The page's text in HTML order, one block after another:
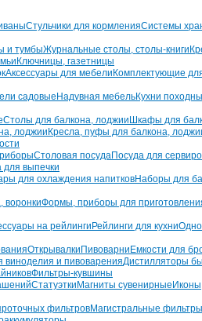
Стульчики для кормленияСистемы
и тумбыЖурнальные столы, столы-книги
Ключницы, газетницы
Аксессуары для мебели Комплектующие
садовые Надувная мебельКухни
Столы для балкона, лоджии Шкафы для
лоджии Кресла, пуфы для балкона,
Столовая посудаПосуда для
для выпечки
для охлаждения напитковНаборы для
воронкиФормы, приборы для
на рейлинги Рейлинги для кухни
Открывалки Пивоварни Емкости для
виноделия и пивоваренияДистилляторы
Фильтры-кувшины
Статуэтки Магниты сувенирные Иконы
фильтровМагистральные